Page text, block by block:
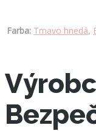
Farba: Tmavo hnedá,